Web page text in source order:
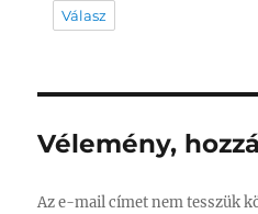
Válasz
Vélemény,
Az e-mail címet nem tesszük